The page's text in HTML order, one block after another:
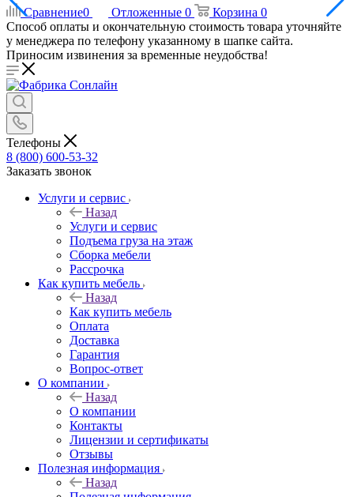
Сравнение0 Отложенные 0 Корзина 0
Способ оплаты и окончательную стоимость товара уточняйте
у менеджера по телефону указанному в шапке сайта.
Приносим извинения за временные неудобства!
Телефоны
8 (800) 600-53-32
Заказать звонок
Услуги и сервис
Назад
Услуги и сервис
Подъема груза на этаж
Сборка мебели
Рассрочка
Как купить мебель
Назад
Как купить мебель
Оплата
Доставка
Гарантия
Вопрос-ответ
О компании
Назад
О компании
Контакты
Лицензии и сертификаты
Отзывы
Полезная информация
Назад